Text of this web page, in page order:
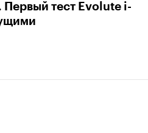
тест Evolute i-